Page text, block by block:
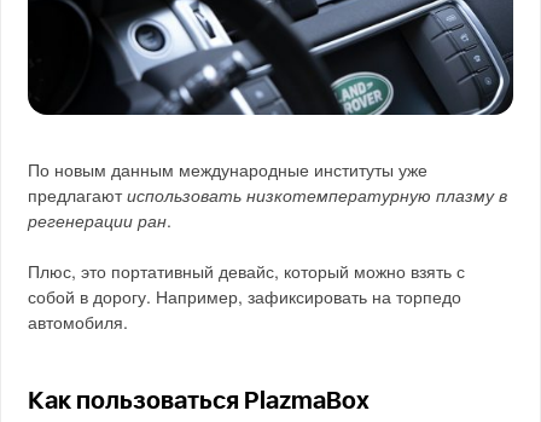
По новым данным международные институты уже
предлагаютиспользовать низкотемпературную плазму в
регенерации ран.
Плюс, это портативный девайс, который можно взять с
собой в дорогу. Например, зафиксировать на торпедо
автомобиля.
Как пользоваться PlazmaBox